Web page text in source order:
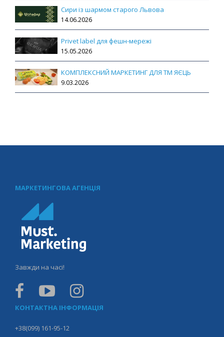
Сири із шармом старого Львова
14.06.2026
Privet label для фешн-мережі
15.05.2026
КОМПЛЕКСНИЙ МАРКЕТИНГ ДЛЯ ТМ ЯЄЦЬ
9.03.2026
МАРКЕТИНГОВА АГЕНЦІЯ
Завжди на часі!
КОНТАКТНА ІНФОРМАЦІЯ
+38(099) 161-95-12